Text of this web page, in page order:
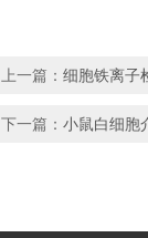
上一篇： 细胞铁离子
下一篇： 小鼠白细胞